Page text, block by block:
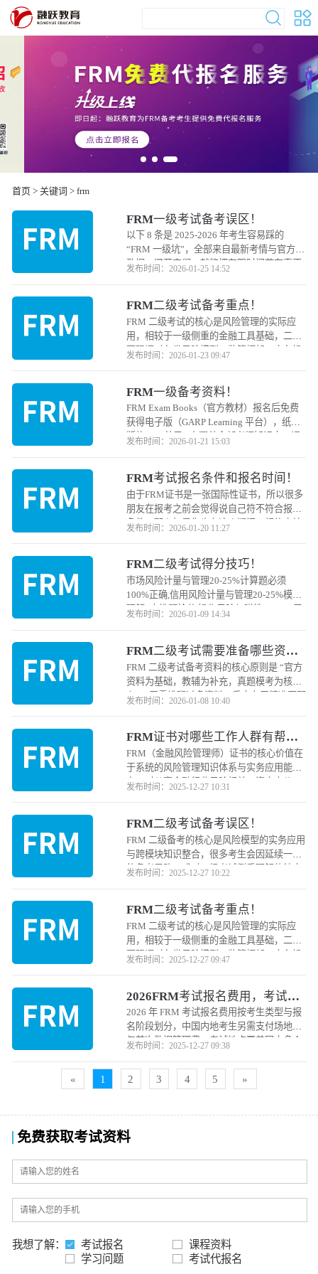
首页> 关键词 > frm
FRM一级考试备考误区！
以下 8 条是 2025-2026 年考生容易踩的
“FRM 一级坑”，全部来自最新考情与官方大
数据。避开它们，就能把有限时间花在真正
发布时间：2026-01-25 14:52
FRM二级考试备考重点！
FRM 二级考试的核心是风险管理的实际应
用，相较于一级侧重的金融工具基础，二级
更强调对各类风险模型、监管框架、实务操
是分模块的备考重点
发布时间：2026-01-23 09:47
FRM一级备考资料！
FRM Exam Books（官方教材）报名后免费
获得电子版（GARP Learning 平台），纸质
版约 300 美元 / 套覆盖全部考纲知识点，课
基础薄弱者可搭配 Notes，用于攻克难点
发布时间：2026-01-21 15:03
FRM考试报名条件和报名时间！
由于FRM证书是一张国际性证书，所以很多
朋友在报考之前会觉得说自己符不符合报名
条件，那么如果你也有这个疑问，相信小编
发布时间：2026-01-20 11:27
FRM二级考试得分技巧！
市场风险计量与管理20-25%计算题必须
100%正确,信用风险计量与管理20-25%模型
理解+定性题抢分,操作风险与弹性10-15%巴
发布时间：2026-01-09 14:34
FRM二级考试需要准备哪些资
料？
FRM 二级考试备考资料的核心原则是 “官方
资料为基础，教辅为补充，真题模考为核
心”，无需堆砌过多资料，重点在于精准匹配
发布时间：2026-01-08 10:40
FRM证书对哪些工作人群有帮
助！
FRM（金融风险管理师）证书的核心价值在
于系统的风险管理知识体系与实务应用能
力，对从事金融行业风险相关、资产定价、
力。以下是受益最显着的几类工作人群
发布时间：2025-12-27 10:31
FRM二级考试备考误区！
FRM 二级备考的核心是风险模型的实务应用
与跨模块知识整合，很多考生会因延续一级
的备考思路，或对二级考试侧重理解的特点
规避建议
发布时间：2025-12-27 10:22
FRM二级考试备考重点！
FRM 二级考试的核心是风险管理的实际应
用，相较于一级侧重的金融工具基础，二级
更强调对各类风险模型、监管框架、实务操
是分模块的备考重点
发布时间：2025-12-27 09:47
2026FRM考试报名费用，考试地
点！
2026 年 FRM 考试报名费用按考生类型与报
名阶段划分，中国内地考生另需支付场地费
与首次数据管理费；考试地点覆盖国内多个
预约为准。
发布时间：2025-12-27 09:38
« 1 2 3 4 5 »
免费获取考试资料
我想了解： 考试报名
课程资料
学习问题
考试代报名